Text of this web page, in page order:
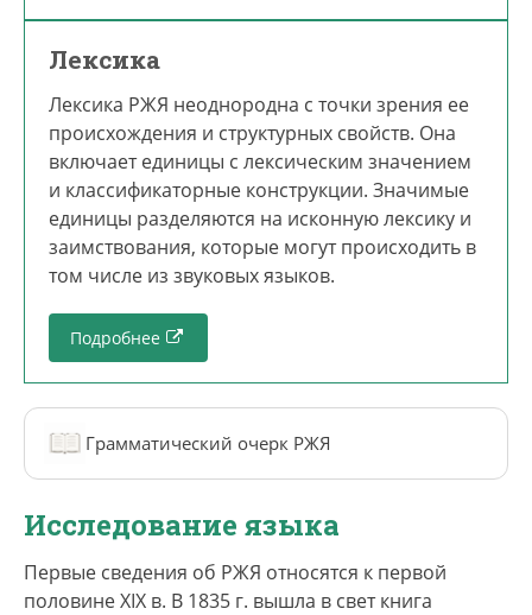
Лексика
Лексика РЖЯ неоднородна с точки зрения ее
происхождения и структурных свойств. Она
включает единицы с лексическим значением
и классификаторные конструкции. Значимые
единицы разделяются на исконную лексику и
заимствования, которые могут происходить в
том числе из звуковых языков.
Подробнее
Грамматический очерк РЖЯ
Исследование языка
Первые сведения об РЖЯ относятся к первой
половине XIX в. В 1835 г. вышла в свет книга